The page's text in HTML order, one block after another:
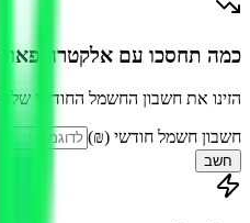
כמה תחסכו עם אלקטרה
הזינו את חשבון החשמל החודשי
חשבון חשמל חודשי (₪)
חשב